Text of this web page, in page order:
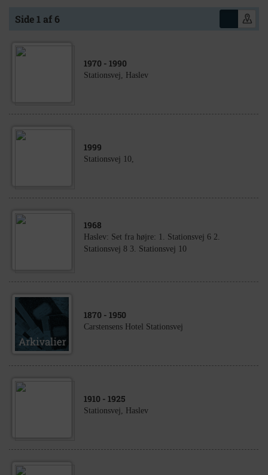
Side 1 af 6
1970 - 1990
Stationsvej, Haslev
1999
Stationsvej 10,
1968
Haslev: Set fra højre: 1. Stationsvej 6 2.
Stationsvej 8 3. Stationsvej 10
1870 - 1950
Carstensens Hotel Stationsvej
1910 - 1925
Stationsvej, Haslev